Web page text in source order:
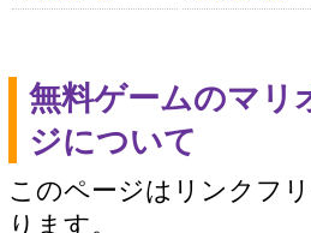
無料ゲームのマリ
ジについて
このページはリンクフ
ります。